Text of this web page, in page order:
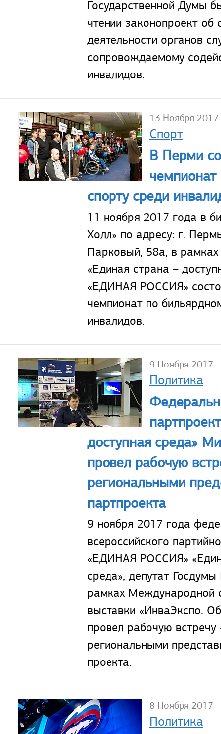
Государственной Думы
чтении законопроект об
деятельности органов
сопровождаемому
инвалидов.
13 Ноября 2017
Спорт
В Перми
спорту среди
11 ноября 2017 года в
Холл» по адресу: г.
Парковый, 58а, в
«Единая страна –
«ЕДИНАЯ РОССИЯ»
чемпионат по
инвалидов.
9 Ноября 2017
Политика
доступная среда»
провел рабочую
региональными
партпроекта
9 ноября 2017 года
всероссийского
«ЕДИНАЯ РОССИЯ»
среда», депутат
рамках Международной
выставки «ИнваЭкспо.
провел рабочую встречу
региональными
проекта.
8 Ноября 2017
Политика